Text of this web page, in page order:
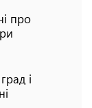
про
і